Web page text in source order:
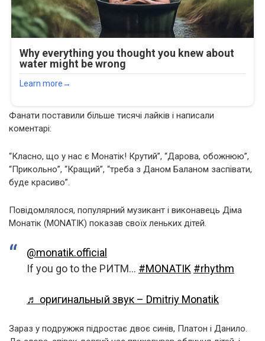
Фанати поставили більше тисячі лайків і написали
коментарі:
“Класно, що у нас є Монатік! Крутий”, “Дарова, обожнюю”,
“Прикольно”, “Кращий”, “треба з Даном Баланом заспівати,
буде красиво”.
Повідомлялося, популярний музикант і виконавець Діма
Монатік (MONATIK) показав своїх леньких дітей.
@monatik.official
If you go to the РИТМ… #MONATIK #rhythm
♬ оригинальный звук – Dmitriy Monatik
Зараз у подружжя підростає двоє синів, Платон і Данило.